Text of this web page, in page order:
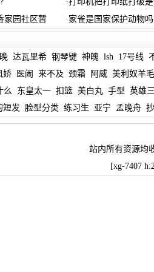
家园社区暂 · 家雀是国家保护动物
达瓦里希 钢琴键 神魄 lsh 17号线
娇 医闹 来不及 颈霜 阿威 美利奴羊毛
么 东皇太一 扣篮 美白丸 手型 英雄
短发 脸型分类 练习生 亚宁 孟晚舟
站内所有资源均
[xg-7407